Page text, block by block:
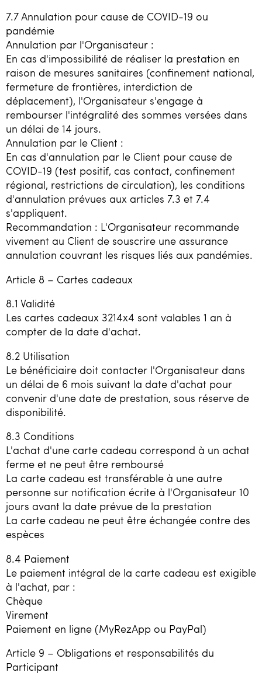
7.7 Annulation pour cause de COVID-19 ou
pandémie
Annulation par l'Organisateur :
En cas d'impossibilité de réaliser la prestation en
raison de mesures sanitaires (confinement national,
fermeture de frontières, interdiction de
déplacement), l'Organisateur s'engage à
rembourser l'intégralité des sommes versées dans
un délai de 14 jours.
Annulation par le Client :
En cas d'annulation par le Client pour cause de
COVID-19 (test positif, cas contact, confinement
régional, restrictions de circulation), les conditions
d'annulation prévues aux articles 7.3 et 7.4
s'appliquent.
Recommandation : L'Organisateur recommande
vivement au Client de souscrire une assurance
annulation couvrant les risques liés aux pandémies.
Article 8 – Cartes cadeaux
8.1 Validité
Les cartes cadeaux 3214x4 sont valables 1 an à
compter de la date d'achat.
8.2 Utilisation
Le bénéficiaire doit contacter l'Organisateur dans
un délai de 6 mois suivant la date d'achat pour
convenir d'une date de prestation, sous réserve de
disponibilité.
8.3 Conditions
L'achat d'une carte cadeau correspond à un achat
ferme et ne peut être remboursé
La carte cadeau est transférable à une autre
personne sur notification écrite à l'Organisateur 10
jours avant la date prévue de la prestation
La carte cadeau ne peut être échangée contre des
espèces
8.4 Paiement
Le paiement intégral de la carte cadeau est exigible
à l'achat, par :
Chèque
Virement
Paiement en ligne (MyRezApp ou PayPal)
Article 9 – Obligations et responsabilités du
Participant